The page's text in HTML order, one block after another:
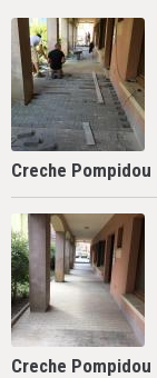
Creche Pompidou
Creche Pompidou